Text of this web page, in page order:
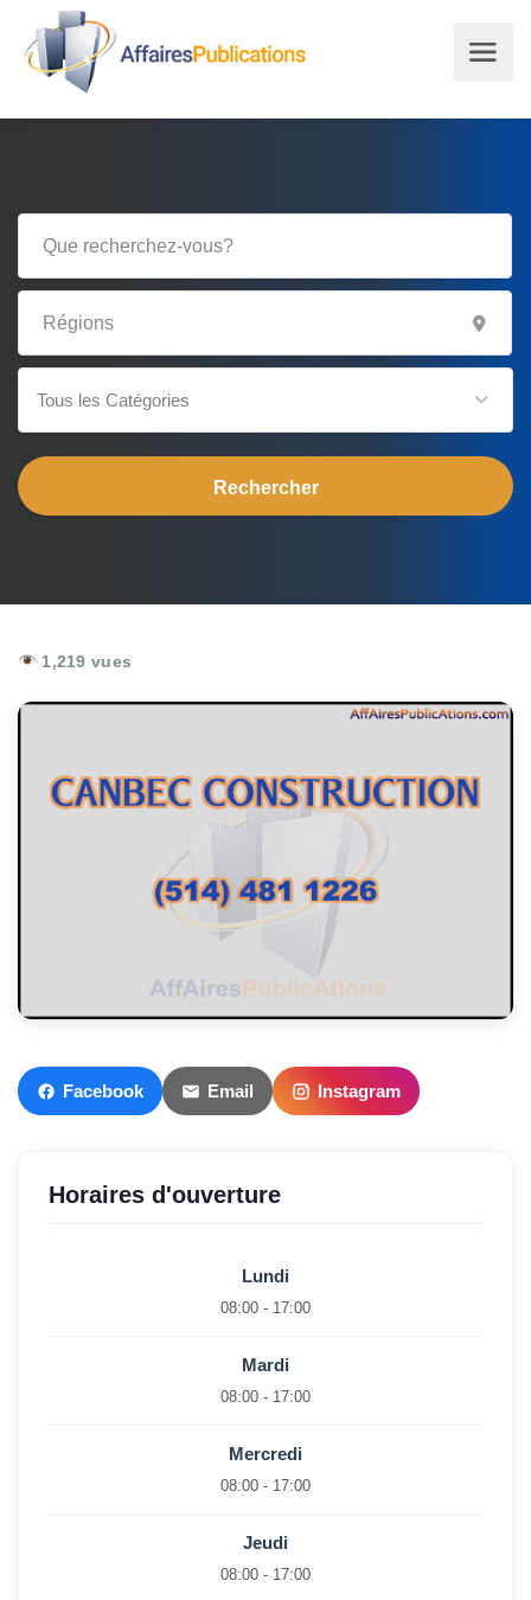
Tous les Catégories
1,219 vues
Facebook Email Instagram
Horaires d'ouverture
Lundi
08:00 - 17:00
Mardi
08:00 - 17:00
Mercredi
08:00 - 17:00
Jeudi
08:00 - 17:00